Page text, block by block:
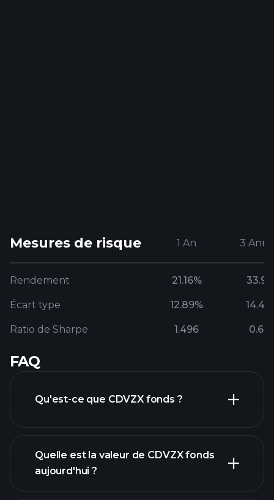
Mesures de risque 1 An 3
Rendement 21.16%
Écart type 12.89%
Ratio de Sharpe 1.496
FAQ
Qu'est-ce que CDVZX fonds ?
Quelle est la valeur de CDVZX fonds
aujourd'hui ?